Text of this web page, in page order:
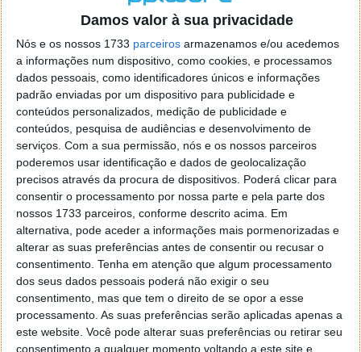
Damos valor à sua privacidade
Nós e os nossos 1733 parceiros armazenamos e/ou acedemos
a informações num dispositivo, como cookies, e processamos
dados pessoais, como identificadores únicos e informações
padrão enviadas por um dispositivo para publicidade e
conteúdos personalizados, medição de publicidade e
conteúdos, pesquisa de audiências e desenvolvimento de
serviços. Com a sua permissão, nós e os nossos parceiros
poderemos usar identificação e dados de geolocalização
precisos através da procura de dispositivos. Poderá clicar para
consentir o processamento por nossa parte e pela parte dos
nossos 1733 parceiros, conforme descrito acima. Em
alternativa, pode aceder a informações mais pormenorizadas e
alterar as suas preferências antes de consentir ou recusar o
consentimento. Tenha em atenção que algum processamento
dos seus dados pessoais poderá não exigir o seu
consentimento, mas que tem o direito de se opor a esse
processamento. As suas preferências serão aplicadas apenas a
este website. Você pode alterar suas preferências ou retirar seu
consentimento a qualquer momento voltando a este site e
A mesma fonte sugere que a IA poderá, agora, ser
um alvo para os hackers. Afinal, nos últimos três
anos, foram comprometidas 1,16 milhões de contas
do Canva, uma plataforma de design baseada em IA.
Os dados da Kaspersky mostraram que esses dados
surgiram na dark web e em canais duvidosos do
Telegram.